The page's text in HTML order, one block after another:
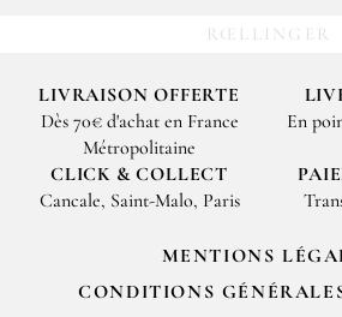
RŒLLINGER
LIVRAISON OFFERTE
Dès 70€ d'achat en France
Métropolitaine
En
CLICK & COLLECT
Cancale, Saint-Malo, Paris
MENTIONS
CONDITIONS